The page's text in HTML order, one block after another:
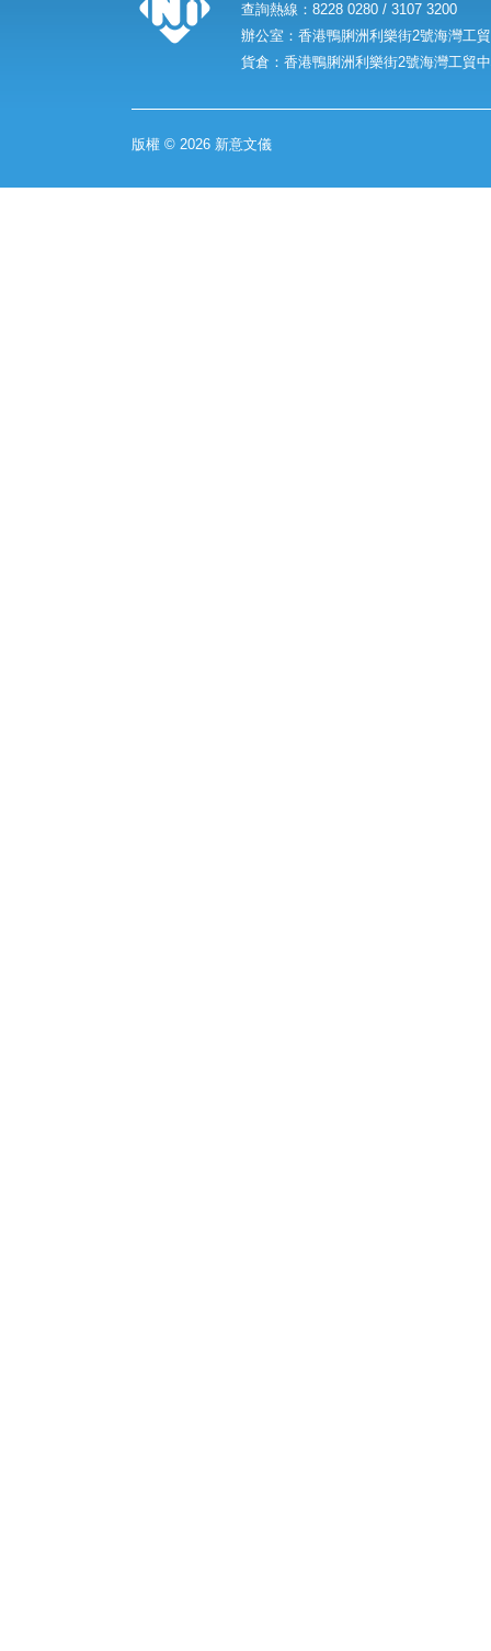
查詢熱線：8228 0280 / 3107 3200
辦公室：香港鴨脷洲利樂街2號海灣工
貨倉：香港鴨脷洲利樂街2號海灣工貿
版權 © 2026 新意文儀